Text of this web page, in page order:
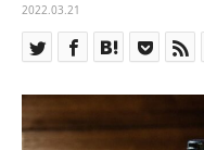
2022.03.21